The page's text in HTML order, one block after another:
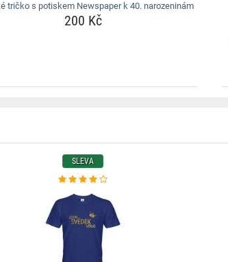
tričko s potiskem Newspaper k 40. narozeninám
200 Kč
SLEVA